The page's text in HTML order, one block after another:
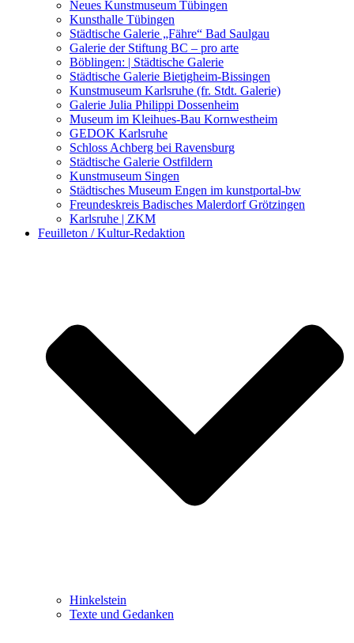
Kunstwettbewerbe, Ausschreibungen für Künstler
Neues Kunstmuseum Tübingen
Kunsthalle Tübingen
Städtische Galerie „Fähre“ Bad Saulgau
Galerie der Stiftung BC – pro arte
Böblingen: | Städtische Galerie
Städtische Galerie Bietigheim-Bissingen
Kunstmuseum Karlsruhe (fr. Stdt. Galerie)
Galerie Julia Philippi Dossenheim
Museum im Kleihues-Bau Kornwestheim
GEDOK Karlsruhe
Schloss Achberg bei Ravensburg
Städtische Galerie Ostfildern
Kunstmuseum Singen
Städtisches Museum Engen im kunstportal-bw
Freundeskreis Badisches Malerdorf Grötzingen
Karlsruhe | ZKM
Feuilleton / Kultur-Redaktion
Hinkelstein
Texte und Gedanken